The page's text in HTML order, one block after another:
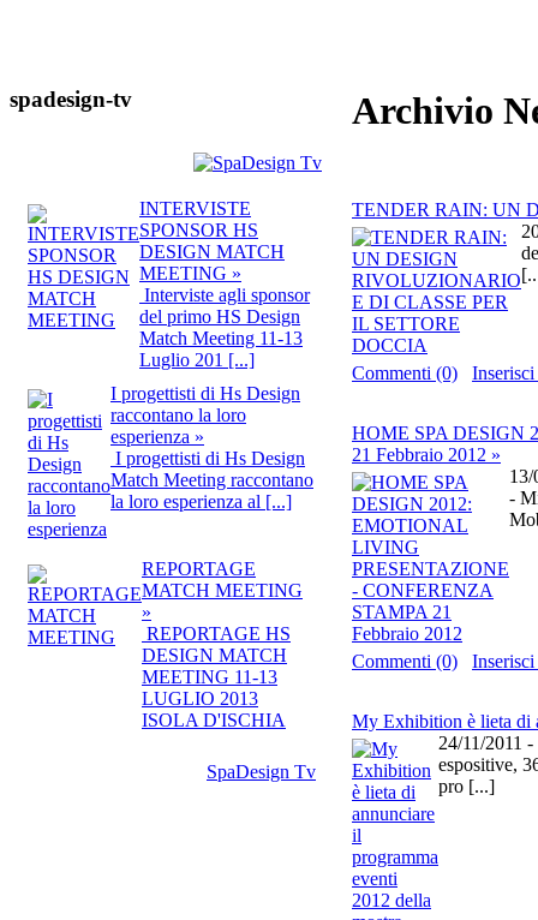
spadesign-tv
INTERVISTE
SPONSOR HS
DESIGN MATCH
MEETING »
Interviste agli sponsor
del primo HS Design
Match Meeting 11-13
Luglio 201 [...]
I progettisti di Hs Design
raccontano la loro
esperienza »
I progettisti di Hs Design
Match Meeting raccontano
la loro esperienza al [...]
REPORTAGE
MATCH MEETING
»
REPORTAGE HS
DESIGN MATCH
MEETING 11-13
LUGLIO 2013
ISOLA D'ISCHIA
SpaDesign Tv
Archivio
TENDER RAIN: UN
Commenti (0)
HOME SPA DESIGN
21 Febbraio 2012 »
-
Commenti (0)
My Exhibition è lieta di
24/11/2011
espositive,
pro [...]